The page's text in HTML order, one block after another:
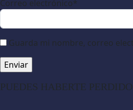
Correo electrónico*
Guarda mi nombre, correo
PUEDES HABERTE PERDIDO